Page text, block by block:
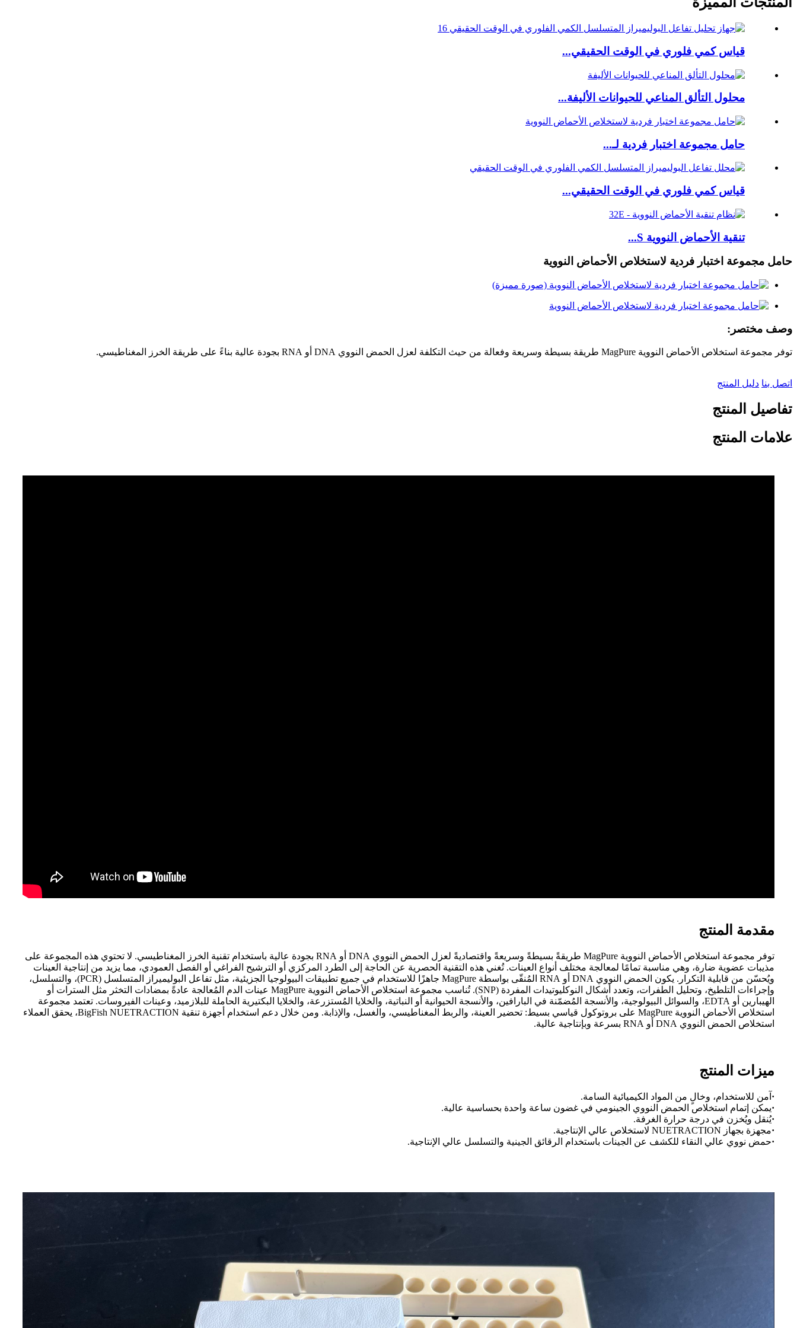
قياس كمي فلوري في الوقت الحقيقي...
محلول التألق المناعي للحيوانات الأليفة...
حامل مجموعة اختبار فردية لـ...
قياس كمي فلوري في الوقت الحقيقي...
تنقية الأحماض النووية S...
حامل مجموعة اختبار فردية لاستخلاص الأحماض النووية
وصف مختصر:
توفر مجموعة استخلاص الأحماض النووية MagPure طريقة بسيطة وسريعة وفعالة من حيث التكلفة لعزل الحمض النووي DNA أو RNA بجودة عالية بناءً على طريقة الخرز المغناطيسي.
اتصل بنا دليل المنتج
تفاصيل المنتج
علامات المنتج
مقدمة المنتج
توفر مجموعة استخلاص الأحماض النووية MagPure طريقةً بسيطةً وسريعةً واقتصاديةً لعزل الحمض النووي DNA أو RNA بجودة عالية باستخدام تقنية الخرز المغناطيسي. لا تحتوي هذه المجموعة على
مذيبات عضوية ضارة، وهي مناسبة تمامًا لمعالجة مختلف أنواع العينات. تُغني هذه التقنية الحصرية عن الحاجة إلى الطرد المركزي أو الترشيح الفراغي أو الفصل العمودي، مما يزيد من إنتاجية العينات
ويُحسّن من قابلية التكرار. يكون الحمض النووي DNA أو RNA المُنقّى بواسطة MagPure جاهزًا للاستخدام في جميع تطبيقات البيولوجيا الجزيئية، مثل تفاعل البوليميراز المتسلسل (PCR)، والتسلسل،
وإجراءات التلطيخ، وتحليل الطفرات، وتعدد أشكال النوكليوتيدات المفردة (SNP). تُناسب مجموعة استخلاص الأحماض النووية MagPure عينات الدم المُعالجة عادةً بمضادات التخثر مثل السترات أو
الهيبارين أو EDTA، والسوائل البيولوجية، والأنسجة المُضمّنة في البارافين، والأنسجة الحيوانية أو النباتية، والخلايا المُستزرعة، والخلايا البكتيرية الحاملة للبلازميد، وعينات الفيروسات. تعتمد مجموعة
استخلاص الأحماض النووية MagPure على بروتوكول قياسي بسيط: تحضير العينة، والربط المغناطيسي، والغسل، والإذابة. ومن خلال دعم استخدام أجهزة تنقية BigFish NUETRACTION، يحقق العملاء
استخلاص الحمض النووي DNA أو RNA بسرعة وبإنتاجية عالية.
ميزات المنتج
· آمن للاستخدام، وخالٍ من المواد الكيميائية السامة.
·يمكن إتمام استخلاص الحمض النووي الجينومي في غضون ساعة واحدة بحساسية عالية.
·يُنقل ويُخزن في درجة حرارة الغرفة.
·مجهزة بجهاز NUETRACTION لاستخلاص عالي الإنتاجية.
·حمض نووي عالي النقاء للكشف عن الجينات باستخدام الرقائق الجينية والتسلسل عالي الإنتاجية.